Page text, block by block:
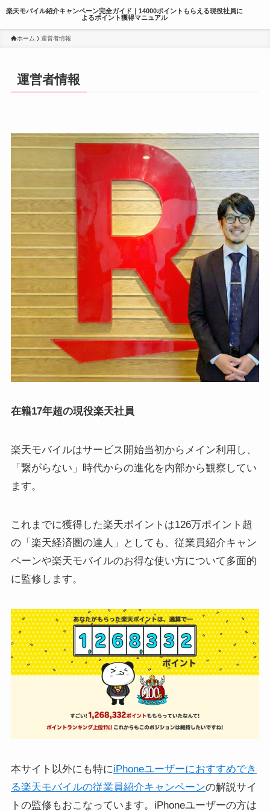
楽天モバイル紹介キャンペーン完全ガイド｜14000ポイントもらえる現役社員に
よるポイント獲得マニュアル
ホーム 運営者情報
運営者情報
在籍17年超の現役楽天社員
楽天モバイルはサービス開始当初からメイン利用し、
「繋がらない」時代からの進化を内部から観察してい
ます。
これまでに獲得した楽天ポイントは126万ポイント超
の「楽天経済圏の達人」としても、従業員紹介キャン
ペーンや楽天モバイルのお得な使い方について多面的
に監修します。
本サイト以外にも特にiPhoneユーザーにおすすめでき
る楽天モバイルの従業員紹介キャンペーンの解説サイ
トの監修もおこなっています。iPhoneユーザーの方は